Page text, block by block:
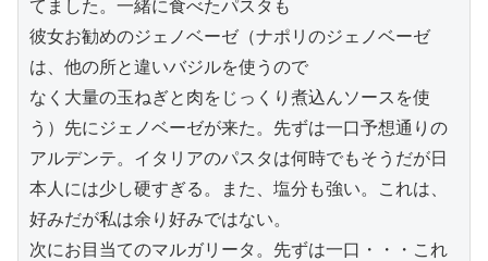
てました。一緒に食べたパスタも
彼女お勧めのジェノベーゼ（ナポリのジェノベーゼ
は、他の所と違いバジルを使うので
なく大量の玉ねぎと肉をじっくり煮込んソースを使
う）先にジェノベーゼが来た。先ずは一口予想通りの
アルデンテ。イタリアのパスタは何時でもそうだが日
本人には少し硬すぎる。また、塩分も強い。これは、
好みだが私は余り好みではない。
次にお目当てのマルガリータ。先ずは一口・・・これ